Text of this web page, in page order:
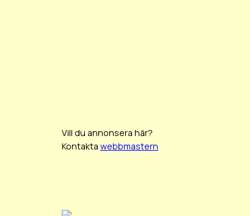
Vill du annonsera här?
Kontakta webbmastern